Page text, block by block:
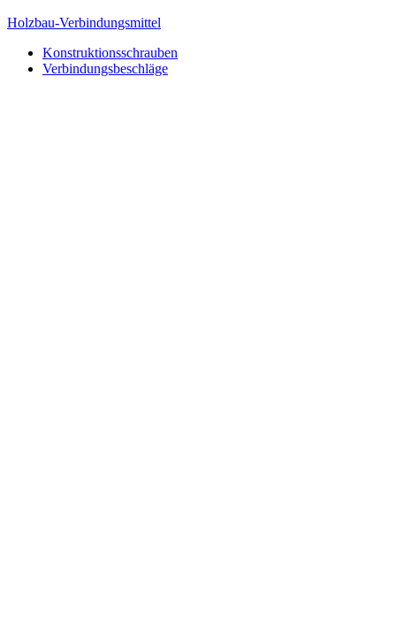
Holzbau-Verbindungsmittel
Konstruktionsschrauben
Verbindungsbeschläge